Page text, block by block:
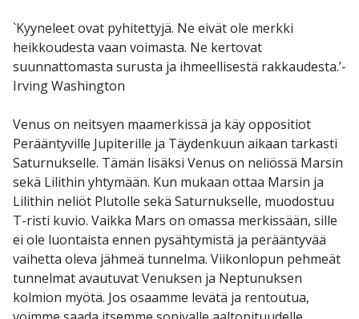
`Kyyneleet ovat pyhitettyjä. Ne eivät ole merkki
heikkoudesta vaan voimasta. Ne kertovat
suunnattomasta surusta ja ihmeellisestä rakkaudesta.’-
Irving Washington
Venus on neitsyen maamerkissä ja käy oppositiot
Perääntyville Jupiterille ja Täydenkuun aikaan tarkasti
Saturnukselle. Tämän lisäksi Venus on neliössä Marsin
sekä Lilithin yhtymään. Kun mukaan ottaa Marsin ja
Lilithin neliöt Plutolle sekä Saturnukselle, muodostuu
T-risti kuvio. Vaikka Mars on omassa merkissään, sille
ei ole luontaista ennen pysähtymistä ja perääntyvää
vaihetta oleva jähmeä tunnelma. Viikonlopun pehmeät
tunnelmat avautuvat Venuksen ja Neptunuksen
kolmion myötä. Jos osaamme levätä ja rentoutua,